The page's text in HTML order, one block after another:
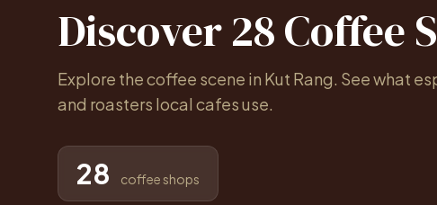
Discover 28 Coffee
Explore the coffee scene in Kut Rang. See what
and roasters local cafes use.
28 coffee shops